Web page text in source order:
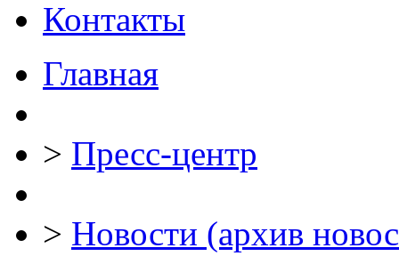
Контакты
Главная
> Пресс-центр
> Новости (архив